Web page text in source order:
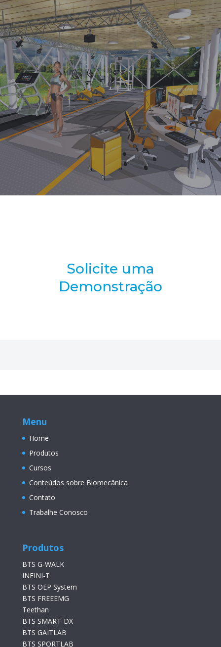
Solicite uma
Demonstração
Menu
Home
Produtos
Cursos
Conteúdos sobre Biomecânica
Contato
Trabalhe Conosco
Produtos
BTS G-WALK
INFINI-T
BTS OEP System
BTS FREEEMG
Teethan
BTS SMART-DX
BTS GAITLAB
BTS SPORTLAB